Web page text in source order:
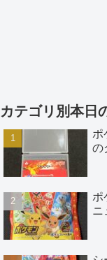
カテゴリ別本日
ポ
の
ポ
ニ